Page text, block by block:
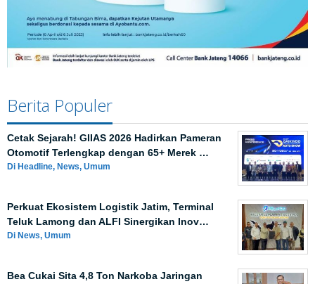
Berita Populer
Cetak Sejarah! GIIAS 2026 Hadirkan Pameran
Otomotif Terlengkap dengan 65+ Merek …
Di Headline, News, Umum
Perkuat Ekosistem Logistik Jatim, Terminal
Teluk Lamong dan ALFI Sinergikan Inov…
Di News, Umum
Bea Cukai Sita 4,8 Ton Narkoba Jaringan